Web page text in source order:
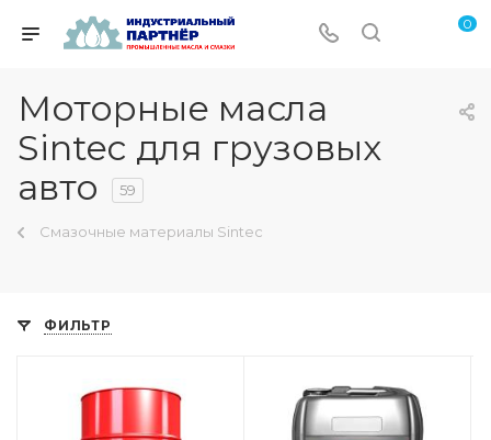
0
Моторные масла
Sintec для грузовых
авто
59
Смазочные материалы Sintec
ФИЛЬТР